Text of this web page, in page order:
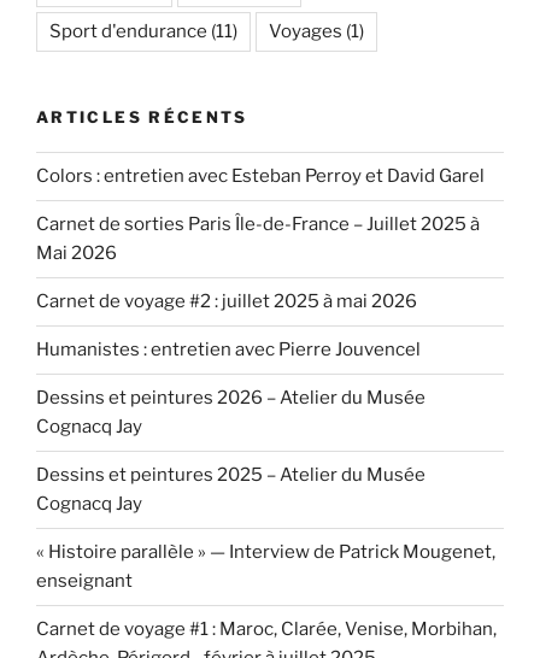
Sport d'endurance (11) Voyages (1)
ARTICLES RÉCENTS
Colors : entretien avec Esteban Perroy et David Garel
Carnet de sorties Paris Île-de-France – Juillet 2025 à
Mai 2026
Carnet de voyage #2 : juillet 2025 à mai 2026
Humanistes : entretien avec Pierre Jouvencel
Dessins et peintures 2026 – Atelier du Musée
Cognacq Jay
Dessins et peintures 2025 – Atelier du Musée
Cognacq Jay
« Histoire parallèle » — Interview de Patrick Mougenet,
enseignant
Carnet de voyage #1 : Maroc, Clarée, Venise, Morbihan,